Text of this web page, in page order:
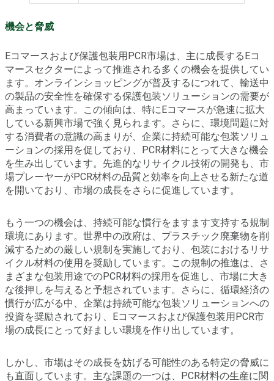
機会と脅威
Eコマースおよび保護包装用PCR市場は、主に成長するEコ
マースセクターによって推進される多くの機会を提供してい
ます。オンラインショッピングが普及するにつれて、輸送中
の製品の安全性を確保する保護包装ソリューションの需要が
高まっています。この傾向は、特にEコマースが急速に拡大
している新興市場で強く見られます。さらに、環境問題に対
する消費者の意識の高まりが、企業に持続可能な包装ソリュ
ーションの採用を促しており、PCR材料にとって大きな機会
を生み出しています。先進的なリサイクル技術の開発も、市
場プレーヤーがPCR材料の品質と効率を向上させる新たな道
を開いており、市場の成長をさらに促進しています。
もう一つの機会は、持続可能な慣行をますます支持する規制
環境にあります。世界中の政府は、プラスチック廃棄物を削
減するための厳しい規制を実施しており、包装におけるリサ
イクル材料の使用を奨励しています。この規制の推進は、さ
まざまな包装用途でのPCR材料の採用を促進し、市場に大き
な後押しを与えると予想されています。さらに、循環経済の
慣行が広がる中、企業は持続可能な包装ソリューションへの
投資を奨励されており、Eコマースおよび保護包装用PCR市
場の成長にとって好ましい環境を作り出しています。
しかし、市場はその成長を妨げる可能性のある特定の脅威に
も直面しています。主な課題の一つは、PCR材料の生産に関